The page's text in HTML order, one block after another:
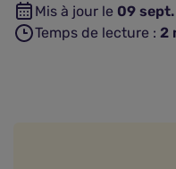
Mis à jour le 09
Temps de lecture : 2